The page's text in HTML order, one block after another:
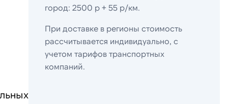
город: 2500 р + 55 р/км.
При доставке в регионы стоимость
рассчитывается индивидуально, с
учетом тарифов транспортных
компаний.